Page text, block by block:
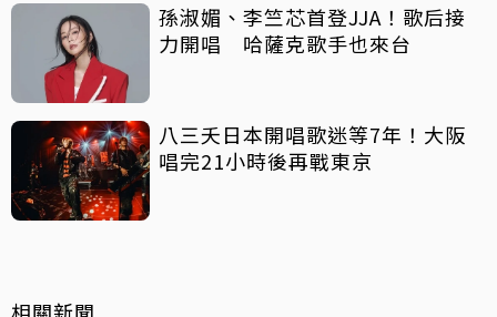
孫淑媚、李竺芯首登JJA！歌后接
力開唱 哈薩克歌手也來台
八三夭日本開唱歌迷等7年！大阪
唱完21小時後再戰東京
相關新聞